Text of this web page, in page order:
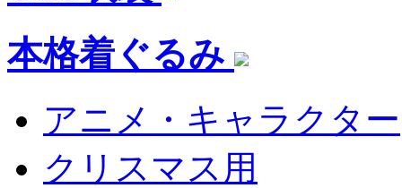
本格着ぐるみ
アニメ・キャラクター
クリスマス用